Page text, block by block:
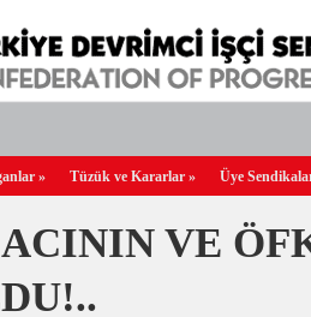
» Tüzük ve Kararlar » Üye
VE